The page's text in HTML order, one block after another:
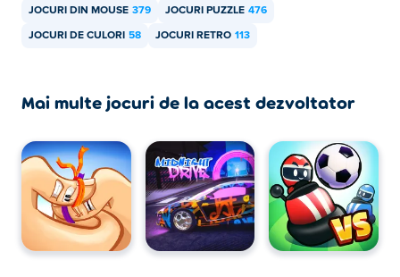
JOCURI DIN MOUSE 379 JOCURI PUZZLE 476
JOCURI DE CULORI 58 JOCURI RETRO 113
Mai multe jocuri de la acest dezvoltator